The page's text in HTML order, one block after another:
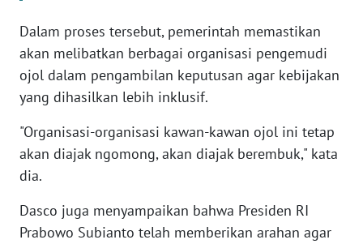
Dalam proses tersebut, pemerintah memastikan
akan melibatkan berbagai organisasi pengemudi
ojol dalam pengambilan keputusan agar kebijakan
yang dihasilkan lebih inklusif.
"Organisasi-organisasi kawan-kawan ojol ini tetap
akan diajak ngomong, akan diajak berembuk," kata
dia.
Dasco juga menyampaikan bahwa Presiden RI
Prabowo Subianto telah memberikan arahan agar
WN
KEPRI
WN
PAPUA